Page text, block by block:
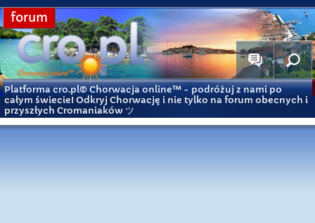
forum
Platforma cro.pl© Chorwacja online™ - podróżuj z nami po
całym świecie! Odkryj Chorwację i nie tylko na forum obecnych i
przyszłych Cromaniaków ツ